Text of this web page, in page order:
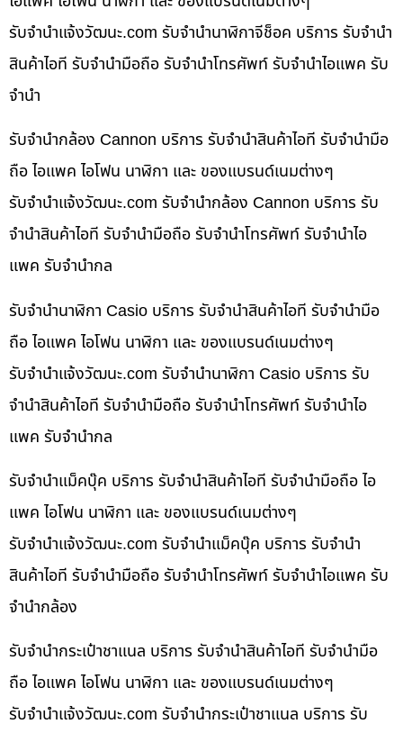
รับจํานําแจ้งวัฒนะ.com รับจำนำนาฬิกาจีช็อค บริการ รับจำนำ
สินค้าไอที รับจำนำมือถือ รับจำนำโทรศัพท์ รับจำนำไอแพค รับ
จำนำ
รับจำนำกล้อง Cannon บริการ รับจำนำสินค้าไอที รับจำนำมือ
ถือ ไอแพค ไอโฟน นาฬิกา และ ของแบรนด์เนมต่างๆ
รับจํานําแจ้งวัฒนะ.com รับจำนำกล้อง Cannon บริการ รับ
จำนำสินค้าไอที รับจำนำมือถือ รับจำนำโทรศัพท์ รับจำนำไอ
แพค รับจำนำกล
รับจำนำนาฬิกา Casio บริการ รับจำนำสินค้าไอที รับจำนำมือ
ถือ ไอแพค ไอโฟน นาฬิกา และ ของแบรนด์เนมต่างๆ
รับจํานําแจ้งวัฒนะ.com รับจำนำนาฬิกา Casio บริการ รับ
จำนำสินค้าไอที รับจำนำมือถือ รับจำนำโทรศัพท์ รับจำนำไอ
แพค รับจำนำกล
รับจำนำแม็คบุ๊ค บริการ รับจำนำสินค้าไอที รับจำนำมือถือ ไอ
แพค ไอโฟน นาฬิกา และ ของแบรนด์เนมต่างๆ
รับจํานําแจ้งวัฒนะ.com รับจำนำแม็คบุ๊ค บริการ รับจำนำ
สินค้าไอที รับจำนำมือถือ รับจำนำโทรศัพท์ รับจำนำไอแพค รับ
จำนำกล้อง
รับจำนำกระเป๋าชาแนล บริการ รับจำนำสินค้าไอที รับจำนำมือ
ถือ ไอแพค ไอโฟน นาฬิกา และ ของแบรนด์เนมต่างๆ
รับจํานําแจ้งวัฒนะ.com รับจำนำกระเป๋าชาแนล บริการ รับ